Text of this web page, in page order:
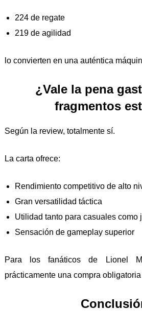
224 de regate
219 de agilidad
lo convierten en una auténtica
¿Vale la pena
fragmentos
Según la review, totalmente sí.
La carta ofrece:
Rendimiento competitivo de alto
Gran versatilidad táctica
Utilidad tanto para casuales como
Sensación de gameplay superior
Para los fanáticos de Lionel
prácticamente una compra